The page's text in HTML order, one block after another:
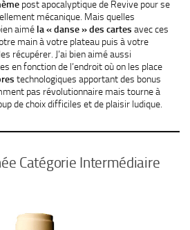
post apocalyptique de Revive pour se
mécanique. Mais quelles
aimé la « danse » des cartes avec ces
main à votre plateau puis à votre
récupérer. J’ai bien aimé aussi
en fonction de l’endroit où on les place
technologiques apportant des bonus
pas révolutionnaire mais tourne à
de choix difficiles et de plaisir ludique.
Catégorie Intermédiaire